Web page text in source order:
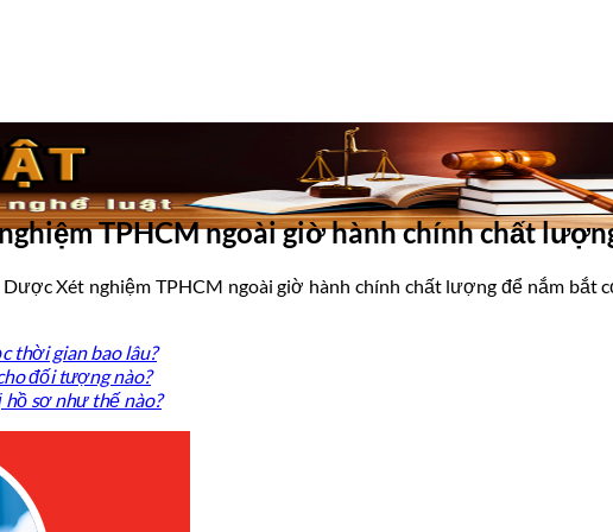
TPHCM ngoài giờ hành chính chất
Xét nghiệm TPHCM ngoài giờ hành chính chất lượng để nắm bắt
thời gian bao lâu?
đối tượng nào?
sơ như thế nào?